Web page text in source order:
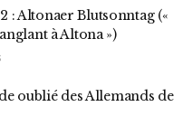
: Altonaer Blutsonntag («
à Altona »)
oublié des Allemands de